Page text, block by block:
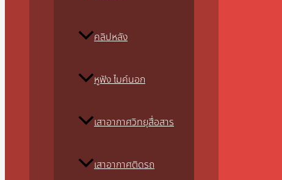
คลิปหลัง
หูฟัง ไมค์นอก
เสาอากาศวิทยุสื่อสาร
เสาอากาศติดรถ